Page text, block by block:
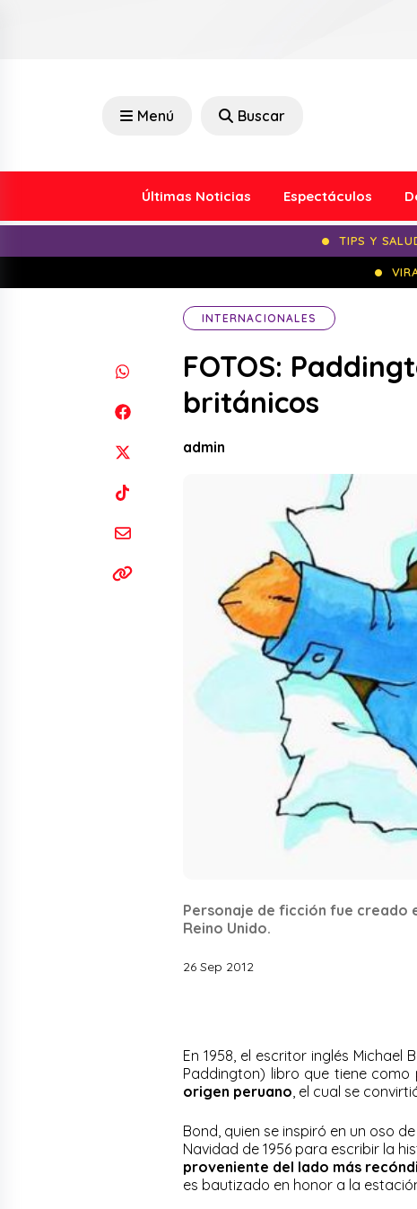
Menú Buscar
Últimas Noticias Espectáculos
TIPS Y
INTERNACIONALES
FOTOS:
británicos
admin
Personaje de ficción fue creado
Reino Unido.
26 Sep 2012
En 1958, el escritor inglés Michael
Paddington) libro que tiene
origen peruano , el cual se
Bond, quien se inspiró en un oso
Navidad de 1956 para escribir la
proveniente del lado más
es bautizado en honor a la